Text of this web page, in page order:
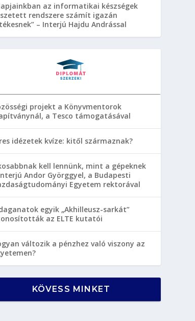
az informatikai készségek
rendszere számít igazán
– Interjú Hajdu Andrással
projekt a Könyvmentorok
a Tesco támogatásával
idézetek kvíze: kitől származnak?
kell lennünk, mint a gépeknek
Andor Györggyel, a Budapesti
Egyetem rektorával
egyik „Akhilleusz-sarkát”
az ELTE kutatói
változik a pénzhez való viszony az
KÖVESS MINKET